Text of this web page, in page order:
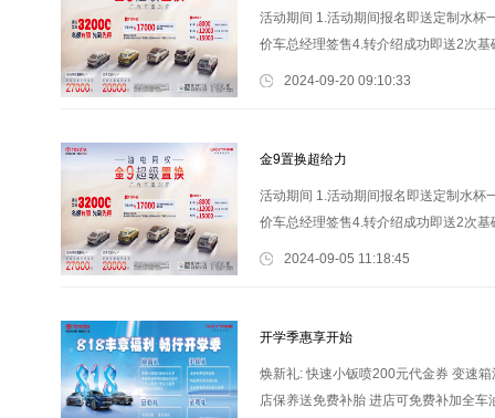
活动期间 1.活动期间报名即送定制水杯
价车总经理签售4.转介绍成功即送2次
专属礼(免费电脑检测、添加油液) (雨
2024-09-20 09:10:33
金9置换超给力
活动期间 1.活动期间报名即送定制水杯
价车总经理签售4.转介绍成功即送2次
焕新专属礼(免费电脑检测、添加油液
2024-09-05 11:18:45
开学季惠享开始
焕新礼: 快速小钣喷200元代金券 变速
店保养送免费补胎 进店可免费补加全